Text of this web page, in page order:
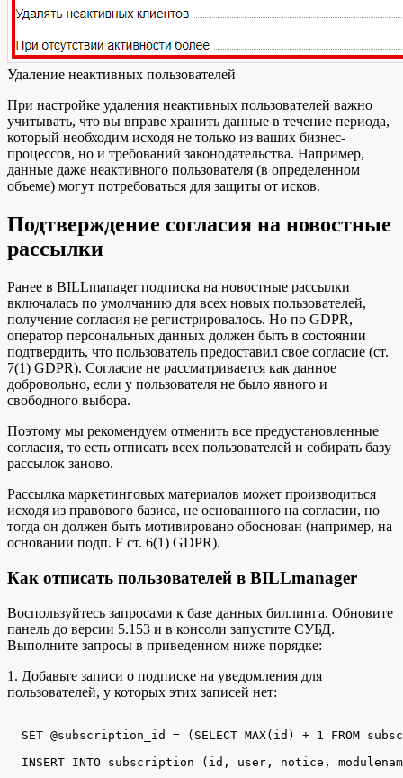
Удаление неактивных пользователей
При настройке удаления неактивных пользователей важно
учитывать, что вы вправе хранить данные в течение периода,
который необходим исходя не только из ваших бизнес-
процессов, но и требований законодательства. Например,
данные даже неактивного пользователя (в определенном
объеме) могут потребоваться для защиты от исков.
Подтверждение согласия на новостные
рассылки
Ранее в BILLmanager подписка на новостные рассылки
включалась по умолчанию для всех новых пользователей,
получение согласия не регистрировалось. Но по GDPR,
оператор персональных данных должен быть в состоянии
подтвердить, что пользователь предоставил свое согласие (ст.
7(1) GDPR). Согласие не рассматривается как данное
добровольно, если у пользователя не было явного и
свободного выбора.
Поэтому мы рекомендуем отменить все предустановленные
согласия, то есть отписать всех пользователей и собирать базу
рассылок заново.
Рассылка маркетинговых материалов может производиться
исходя из правового базиса, не основанного на согласии, но
тогда он должен быть мотивировано обоснован (например, на
основании подп. F ст. 6(1) GDPR).
Как отписать пользователей в BILLmanager
Воспользуйтесь запросами к базе данных биллинга. Обновите
панель до версии 5.153 и в консоли запустите СУБД.
Выполните запросы в приведенном ниже порядке:
1. Добавьте записи о подписке на уведомления для
пользователей, у которых этих записей нет:
SET @subscription_id = (SELECT MAX(id) + 1 FROM
INSERT INTO subscription (id, user, notice,